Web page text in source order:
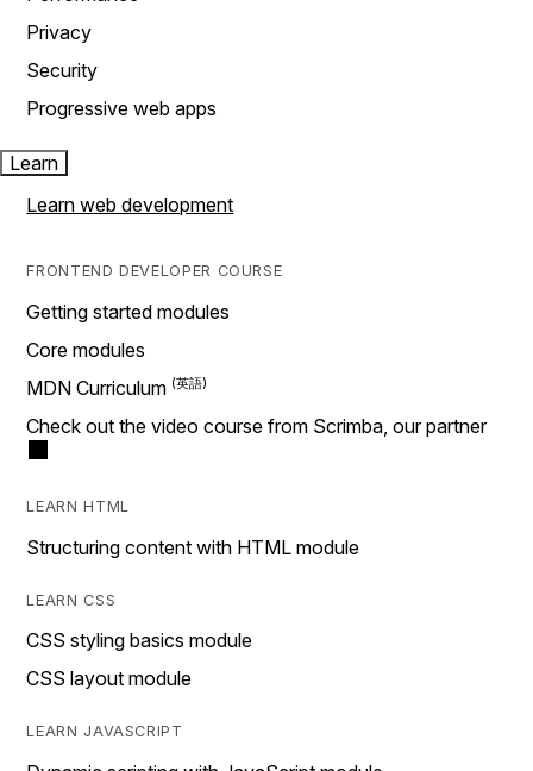
Privacy
Security
Progressive web apps
Learn
Learn web development
FRONTEND DEVELOPER COURSE
Getting started modules
Core modules
MDN Curriculum
Check out the video course from Scrimba, our partner
LEARN HTML
Structuring content with HTML module
LEARN CSS
CSS styling basics module
CSS layout module
LEARN JAVASCRIPT